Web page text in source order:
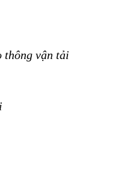
thông vận tải